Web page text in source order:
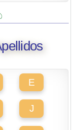
E
J